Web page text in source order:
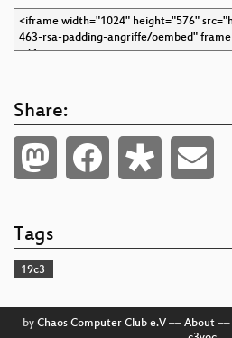
Share:
Tags
19c3
by Chaos Computer Club e.V–– About––